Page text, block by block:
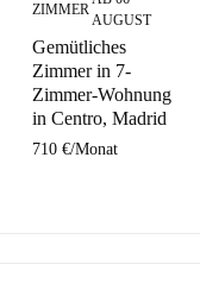
ZIMMER
AUGUST
Gemütliches
Zimmer in 7-
Zimmer-Wohnung
in Centro, Madrid
710 €/Monat